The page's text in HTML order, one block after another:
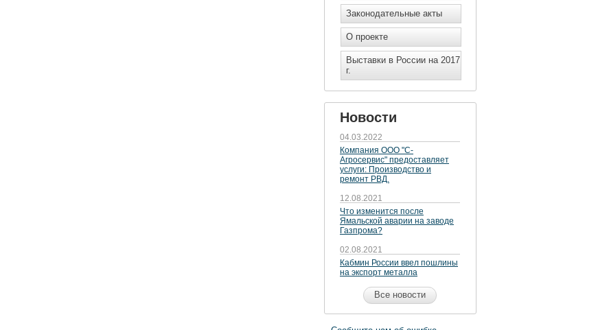
Законодательные акты
О проекте
Выставки в России на 2017
г.
Новости
04.03.2022
Компания ООО "С-
Агросервис" предоставляет
услуги: Производство и
ремонт РВД.
12.08.2021
Что изменится после
Ямальской аварии на заводе
Газпрома?
02.08.2021
Кабмин России ввел пошлины
на экспорт металла
Все новости